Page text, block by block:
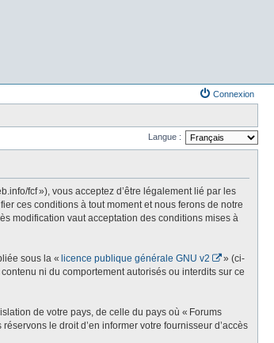
Connexion
Langue :
fcf »), vous acceptez d’être légalement lié par les
ces conditions à tout moment et nous ferons de notre
modification vaut acceptation des conditions mises à
sous la « licence publique générale GNU v2
» (ci-
ni du comportement autorisés ou interdits sur ce
de votre pays, de celle du pays où « Forums
le droit d’en informer votre fournisseur d’accès